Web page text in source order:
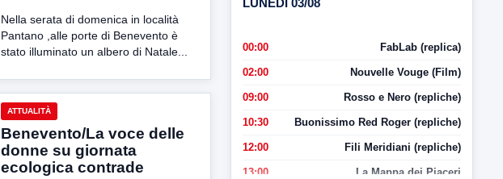
Nella serata di domenica in località
Pantano ,alle porte di Benevento è
stato illuminato un albero di Natale...
ATTUALITÀ
Benevento/La voce delle
donne su giornata
ecologica contrade
00:00 FabLab (replica)
02:00 Nouvelle Vouge (Film)
09:00 Rosso e Nero (repliche)
10:30 Buonissimo Red Roger (repliche)
12:00 Fili Meridiani (repliche)
13:00 La Mappa dei Piaceri